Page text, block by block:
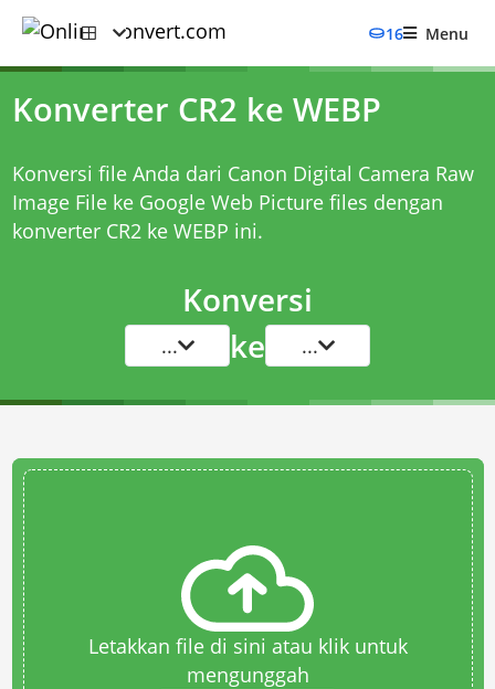
16 Menu
Konverter CR2 ke WEBP
Konversi file Anda dari Canon Digital Camera Raw
Image File ke Google Web Picture files dengan
konverter CR2 ke WEBP ini.
Konversi
... ke ...
Letakkan file di sini atau klik untuk
mengunggah